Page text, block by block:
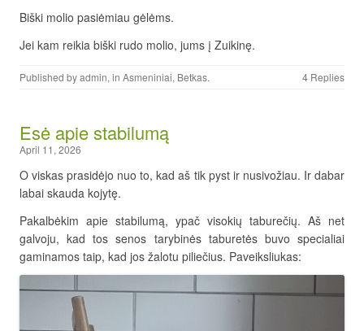
Biški molio pasiėmiau gėlėms.
Jei kam reikia biški rudo molio, jums į Zuikinę.
Published byadmin, in Asmeniniai, Betkas. 4 Replies
Esė apie stabilumą
April 11, 2026
O viskas prasidėjo nuo to, kad aš tik pyst ir nusivožiau. Ir dabar
labai skauda kojytę.
Pakalbėkim apie stabilumą, ypač visokių taburečių. Aš net
galvoju, kad tos senos tarybinės taburetės buvo specialiai
gaminamos taip, kad jos žalotu piliečius. Paveiksliukas: